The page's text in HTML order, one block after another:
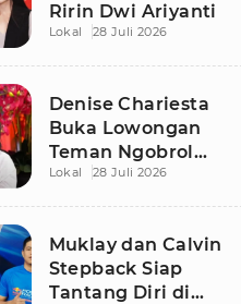
Ririn Dwi Ariyanti
Lokal 28 Juli 2026
Denise Chariesta
Buka Lowongan
Teman Ngobrol
Bergaji Rp15 Juta, Ini
Lokal 28 Juli 2026
Muklay dan Calvin
Stepback Siap
Tantang Diri di